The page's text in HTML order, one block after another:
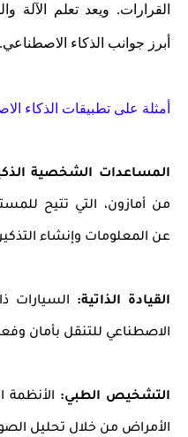
القرارات. ويعد تعلم الآلة
أبرز جوانب الذكاء الاصطناعي.
أمثلة على تطبيقات الذكاء
المساعدات الشخصية
من أمازون، التي تتيح
عن المعلومات وإنشاء
القيادة الذاتية: السيارات
الاصطناعي للتنقل بأمان
التشخيص الطبي:
الأمراض من خلال تحليل